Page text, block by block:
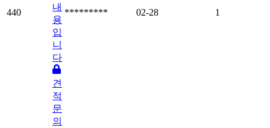
440
내
용
입
니
다
********* 02-28 1
견
적
문
의